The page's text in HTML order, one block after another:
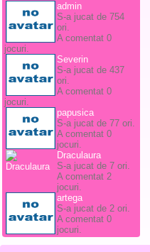
admin
S-a jucat de 754
ori.
A comentat 0
jocuri.
Severin
S-a jucat de 437
ori.
A comentat 0
jocuri.
papusica
S-a jucat de 77 ori.
A comentat 0
jocuri.
Draculaura
S-a jucat de 7 ori.
A comentat 2
jocuri.
artega
S-a jucat de 2 ori.
A comentat 0
jocuri.